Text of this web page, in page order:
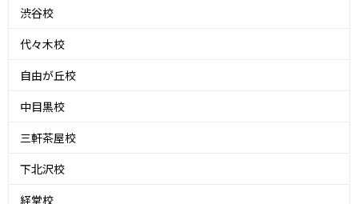
渋谷校
代々木校
自由が丘校
中目黒校
三軒茶屋校
下北沢校
経堂校